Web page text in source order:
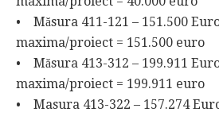
• Măsura 411-121 – 151.500
maxima/proiect = 151.500 euro
• Măsura 413-312 – 199.911
maxima/proiect = 199.911 euro
• Masura 413-322 – 157.274